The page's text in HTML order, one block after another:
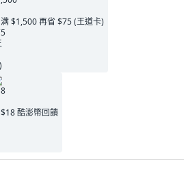
满 $1,500 再省 $75 (王道卡)
$18 酷澎幣回饋